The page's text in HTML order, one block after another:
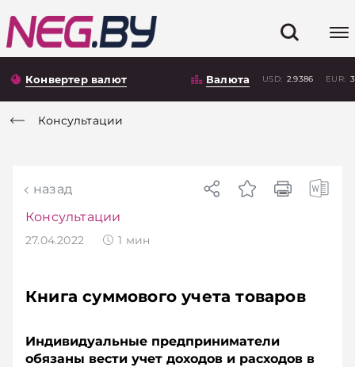
Конвертер валют Валюта USD: 2.9386 EUR:
Консультации
назад
Консультации
27.04.2022 1 мин
Книга суммового учета товаров
Индивидуальные предприниматели
обязаны вести учет доходов и расходов в